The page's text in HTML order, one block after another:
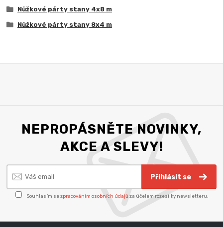
Nůžkové párty stany 4x8 m
Nůžkové párty stany 8x4 m
NEPROPÁSNĚTE NOVINKY,
AKCE A SLEVY!
Přihlásit se
Souhlasím sezpracováním osobních údajů za účelem rozesílky newsletteru.